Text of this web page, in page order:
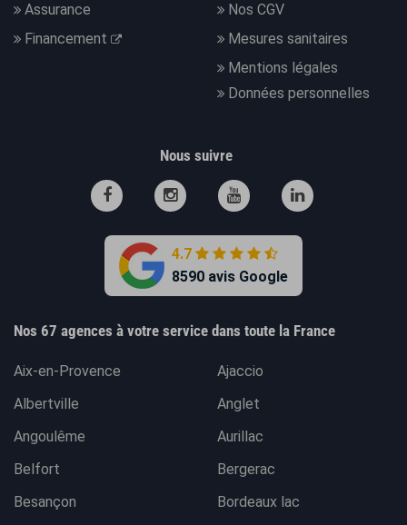
Assurance
Financement
Nos CGV
Mesures sanitaires
Mentions légales
Données personnelles
Nous suivre
4.7
8590 avis Google
Nos 67 agences à votre service dans toute la France
Aix-en-Provence
Ajaccio
Albertville
Anglet
Angoulême
Aurillac
Belfort
Bergerac
Besançon
Bordeaux lac